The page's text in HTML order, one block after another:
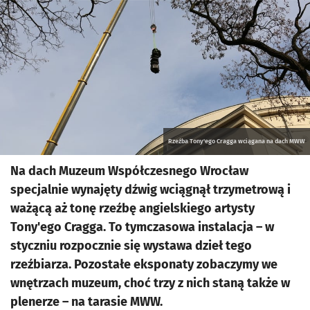
Kliknij, aby powiększyć
Rzeźba Tony'ego Cragga wciągana na dach MWW
Na dach Muzeum Współczesnego Wrocław
specjalnie wynajęty dźwig wciągnął trzymetrową i
ważącą aż tonę rzeźbę angielskiego artysty
Tony'ego Cragga. To tymczasowa instalacja – w
styczniu rozpocznie się wystawa dzieł tego
rzeźbiarza. Pozostałe eksponaty zobaczymy we
wnętrzach muzeum, choć trzy z nich staną także w
plenerze – na tarasie MWW.